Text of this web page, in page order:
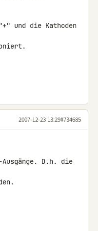
und die Kathoden
2007-12-23 13:29#734685
D.h. die